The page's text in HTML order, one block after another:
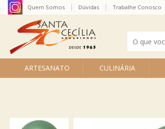
ARTESANATO CULINÁRIA
Quem Somos Dúvidas Trabalhe Conosco